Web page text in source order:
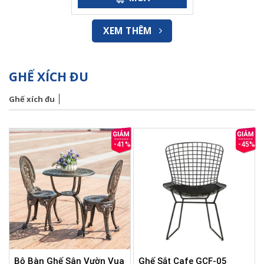
5
XEM THÊM
GHẾ XÍCH ĐU
Ghế xích đu
-41%
Bộ Bàn Ghế Sân Vườn Vua
-45%
Ghế Sắt Cafe GCF-05